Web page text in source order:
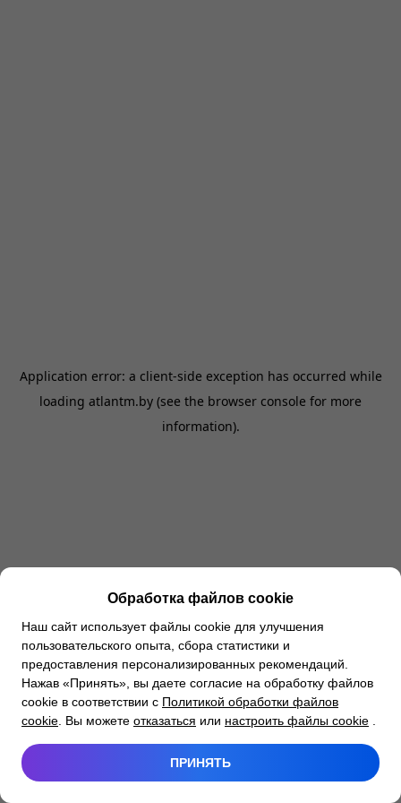
Application error: a client-side exception has occurred while
loading atlantm.by (see the browser console for more
information).
Обработка файлов cookie
Наш сайт использует файлы cookie для улучшения
пользовательского опыта, сбора статистики и
предоставления персонализированных рекомендаций.
Нажав «Принять», вы даете согласие на обработку файлов
cookie в соответствии с Политикой обработки файлов
cookie . Вы можете отказаться или настроить файлы cookie
ПРИНЯТЬ